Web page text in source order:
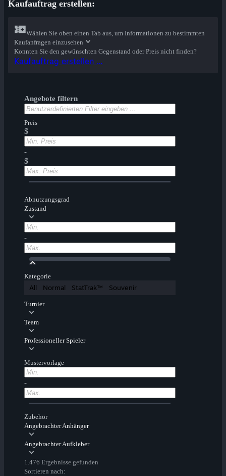
Kaufauftrag erstellen:
Wählen Sie oben einen Tab aus, um Informationen zu bestimmten
Kaufanfragen einzusehen
Konnten Sie den gewünschten Gegenstand oder Preis nicht finden?
Kaufauftrag erstellen …
Angebote filtern
Preis
$
-
$
Abnutzungsgrad
Zustand
-
Kategorie
All Normal StatTrak™ Souvenir
Turnier
Team
Professioneller Spieler
Mustervorlage
-
Zubehör
Angebrachter Anhänger
Angebrachter Aufkleber
1.476 Ergebnisse gefunden
Sortieren nach: